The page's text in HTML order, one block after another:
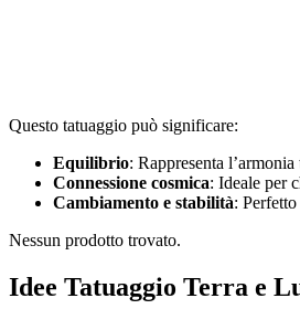
Questo tatuaggio può significare:
Equilibrio: Rappresenta
Connessione cosmica: Ideale per
Cambiamento e stabilità:
Nessun prodotto trovato.
Idee Tatuaggio Terra e